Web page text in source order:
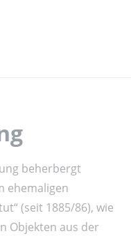
beherbergt
ehemaligen
(seit 1885/86), wie
Objekten aus der